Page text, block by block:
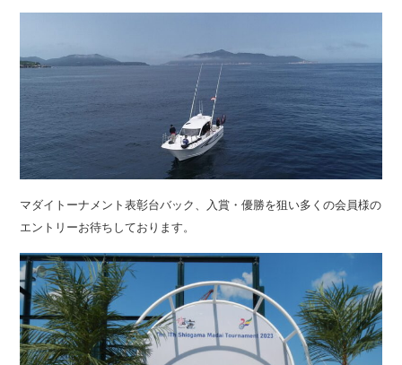
マダイトーナメント表彰台バック、入賞・優勝を狙い多くの会員様の
エントリーお待ちしております。